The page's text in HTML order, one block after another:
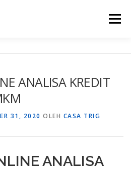
Menu
ANALISA KREDIT
31, 2020 OLEH CASA TRIG
ANALISA